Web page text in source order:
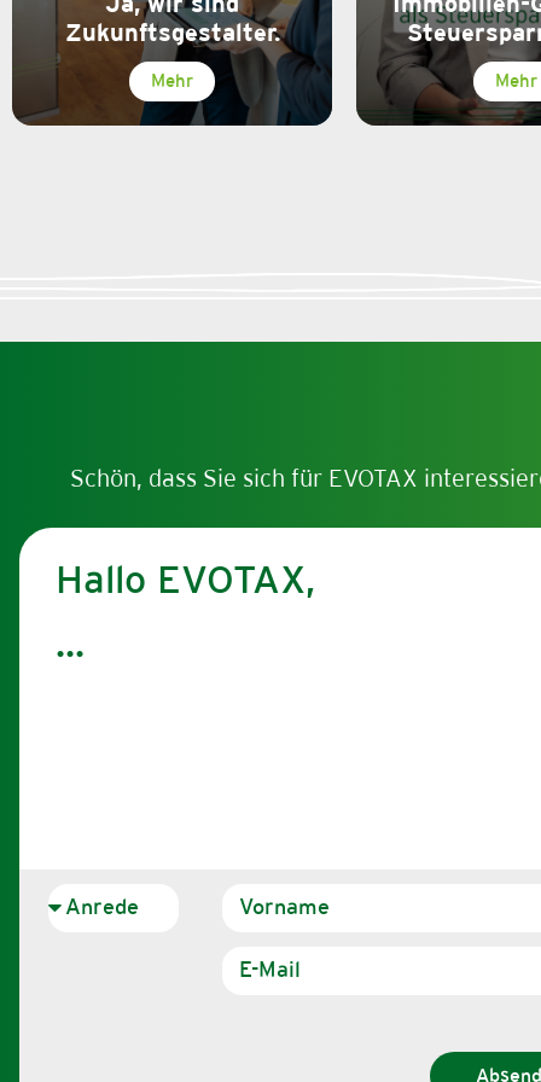
Ja, wir sind
Zukunftsgestalter.
Mehr
Immobilien-
Mehr
Schön, dass Sie sich für EVOTAX
Hallo EVOTAX,